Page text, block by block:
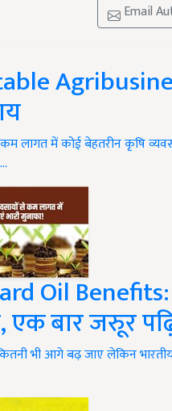
Email
लागत में कोई बेहतरीन कृषि
Oil
एक बार जरुूर
भी आगे बढ़ जाए लेकिन